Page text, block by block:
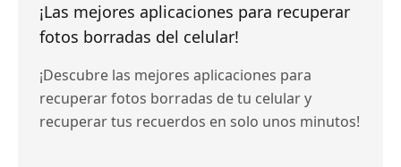
¡Las mejores aplicaciones para recuperar
fotos borradas del celular!
¡Descubre las mejores aplicaciones para
recuperar fotos borradas de tu celular y
recuperar tus recuerdos en solo unos minutos!